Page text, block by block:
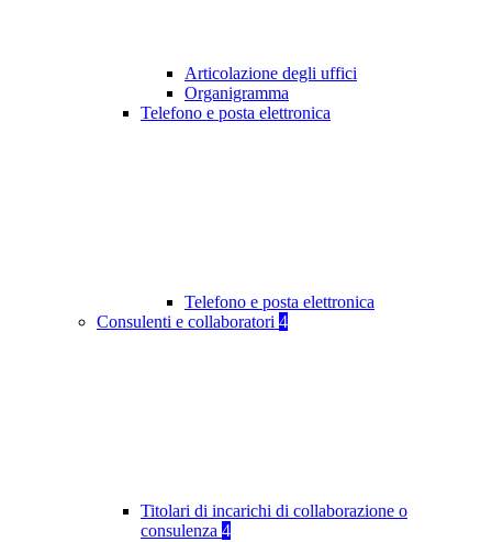
Articolazione degli uffici
Organigramma
Telefono e posta elettronica
Telefono e posta elettronica
Consulenti e collaboratori 4
Titolari di incarichi di collaborazione o
consulenza 4